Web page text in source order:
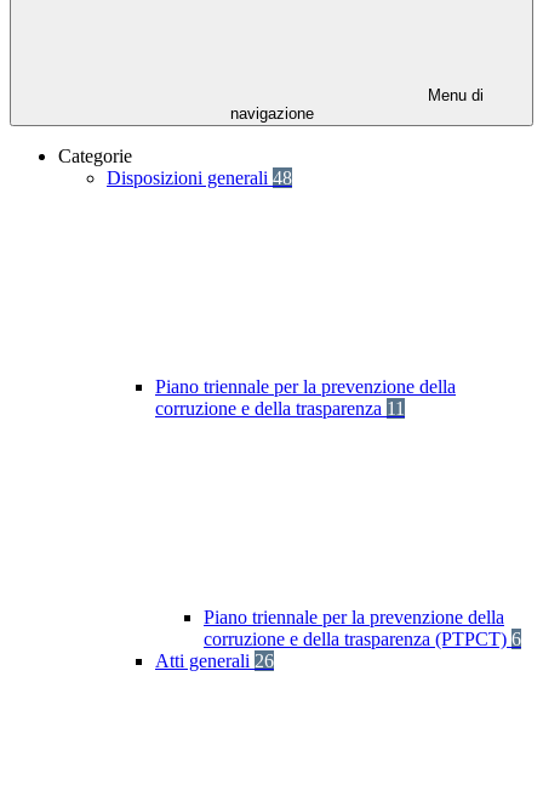
Menu di
navigazione
Categorie
Disposizioni generali 48
Piano triennale per la prevenzione della
corruzione e della trasparenza 11
Piano triennale per la prevenzione della
corruzione e della trasparenza (PTPCT) 6
Atti generali 26